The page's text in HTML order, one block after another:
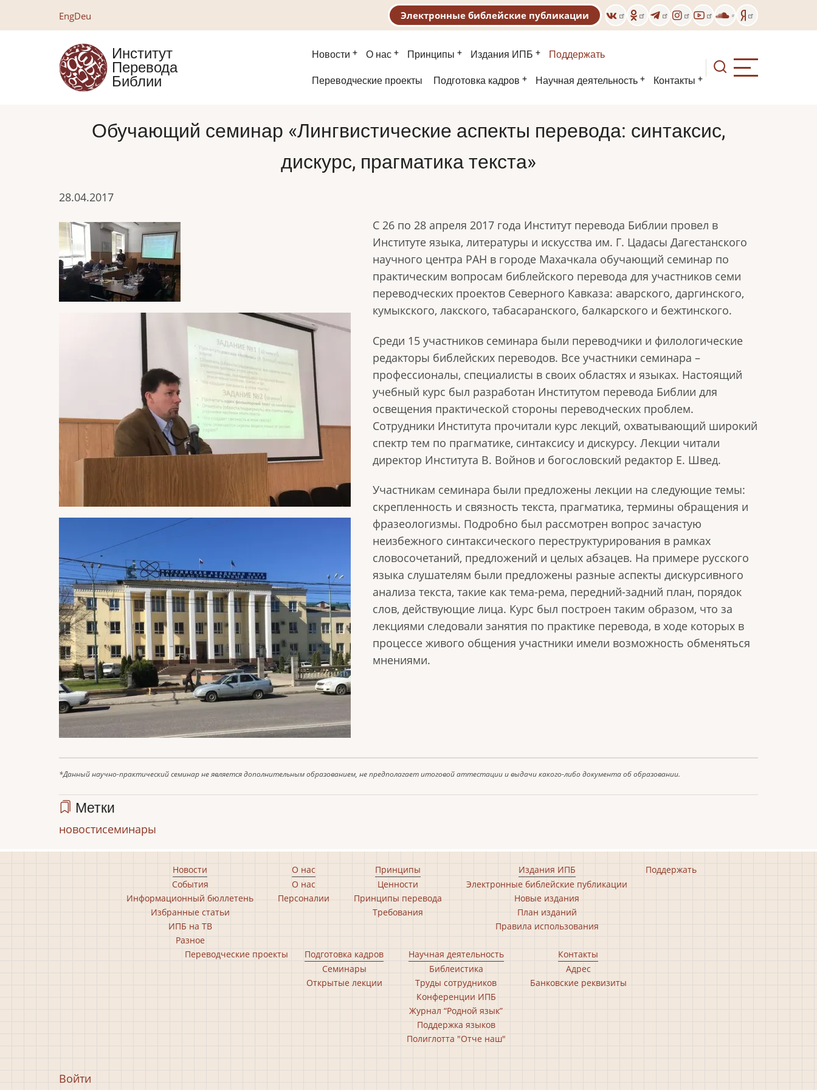
содержанию
EngDeu Электронные библейские публикации
Институт
Перевода
Библии
Основная
навигация
Новости О нас Принципы Издания ИПБ Поддержать
Второе
Переводческие проекты Подготовка кадров Научная деятельность Контакты
Обучающий семинар «Лингвистические аспекты перевода: синтаксис,
дискурс, прагматика текста»
28.04.2017
С 26 по 28 апреля 2017 года Институт перевода Библии провел в
Институте языка, литературы и искусства им. Г. Цадасы Дагестанского
научного центра РАН в городе Махачкала обучающий семинар по
практическим вопросам библейского перевода для участников семи
переводческих проектов Северного Кавказа: аварского, даргинского,
кумыкского, лакского, табасаранского, балкарского и бежтинского.
Среди 15 участников семинара были переводчики и филологические
редакторы библейских переводов. Все участники семинара –
профессионалы, специалисты в своих областях и языках. Настоящий
учебный курс был разработан Институтом перевода Библии для
освещения практической стороны переводческих проблем.
Сотрудники Института прочитали курс лекций, охватывающий широкий
спектр тем по прагматике, синтаксису и дискурсу. Лекции читали
директор Института В. Войнов и богословский редактор Е. Швед.
Участникам семинара были предложены лекции на следующие темы:
скрепленность и связность текста, прагматика, термины обращения и
фразеологизмы. Подробно был рассмотрен вопрос зачастую
неизбежного синтаксического переструктурирования в рамках
словосочетаний, предложений и целых абзацев. На примере русского
языка слушателям были предложены разные аспекты дискурсивного
анализа текста, такие как тема-рема, передний-задний план, порядок
слов, действующие лица. Курс был построен таким образом, что за
лекциями следовали занятия по практике перевода, в ходе которых в
процессе живого общения участники имели возможность обменяться
мнениями.
*Данный научно-практический семинар не является дополнительным образованием, не предполагает итоговой аттестации и выдачи какого-либо документа об образовании.
Метки
новостисеминары
Новости
События
Информационный бюллетень
Избранные статьи
ИПБ на ТВ
Разное
О нас
О нас
Персоналии
Принципы
Ценности
Принципы перевода
Требования
Издания ИПБ
Электронные библейские публикации
Новые издания
План изданий
Правила использования
Поддержать
Переводческие проекты
Подготовка кадров
Семинары
Открытые лекции
Научная деятельность
Библеистика
Труды сотрудников
Конференции ИПБ
Журнал “Родной язык”
Поддержка языков
Полиглотта "Отче наш"
Контакты
Адрес
Банковские реквизиты
Меню
Войти